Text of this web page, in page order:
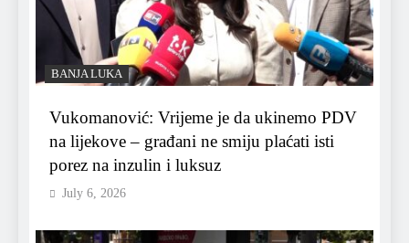
BANJA LUKA
Vukomanović: Vrijeme je da ukinemo PDV
na lijekove – građani ne smiju plaćati isti
porez na inzulin i luksuz
July 6, 2026